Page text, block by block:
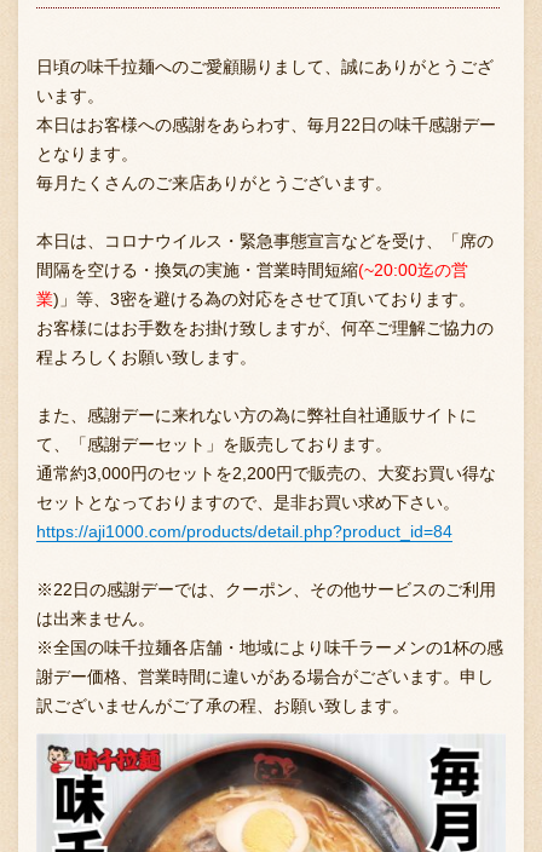
日頃の味千拉麺へのご愛顧賜りまして、誠にありがとうござ
います。
本日はお客様への感謝をあらわす、毎月22日の味千感謝デー
となります。
毎月たくさんのご来店ありがとうございます。
本日は、コロナウイルス・緊急事態宣言などを受け、「席の
間隔を空ける・換気の実施・営業時間短縮(~20:00迄の営
業)」等、3密を避ける為の対応をさせて頂いております。
お客様にはお手数をお掛け致しますが、何卒ご理解ご協力の
程よろしくお願い致します。
また、感謝デーに来れない方の為に弊社自社通販サイトに
て、「感謝デーセット」を販売しております。
通常約3,000円のセットを2,200円で販売の、大変お買い得な
セットとなっておりますので、是非お買い求め下さい。
https://aji1000.com/products/detail.php?product_id=84
※22日の感謝デーでは、クーポン、その他サービスのご利用
は出来ません。
※全国の味千拉麺各店舗・地域により味千ラーメンの1杯の感
謝デー価格、営業時間に違いがある場合がございます。申し
訳ございませんがご了承の程、お願い致します。